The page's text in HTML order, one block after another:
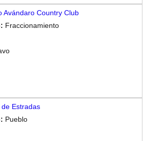
Avándaro Country Club
Fraccionamiento
de Estradas
Pueblo